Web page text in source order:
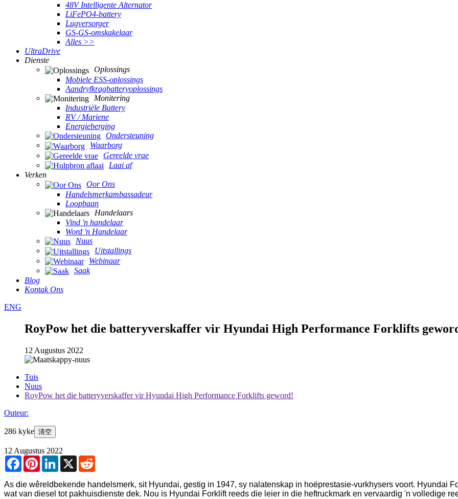
48V Intelligente Alternator
LiFePO4-battery
Lugversorger
GS-GS-omskakelaar
Alles >>
UltraDrive
Dienste
Oplossings
Mobiele ESS-oplossings
Aandryfkragbatteryoplossings
Monitering
Industriële Battery
RV / Mariene
Energieberging
Ondersteuning
Waarborg
Gereelde vrae
Laai af
Verken
Oor Ons
Handelsmerkambassadeur
Loopbaan
Handelaars
Vind 'n handelaar
Word 'n Handelaar
Nuus
Uitstallings
Webinaar
Saak
Blog
Kontak Ons
ENG
RoyPow het die batteryverskaffer vir Hyundai High Performance Forklifts
12 Augustus 2022
Tuis
Nuus
RoyPow het die batteryverskaffer vir Hyundai High Performance Forklifts geword!
Outeur:
286 kyke 清空
12 Augustus 2022
FacebookPinterestLinkedIn
X
As die wêreldbekende handelsmerk, sit Hyundai, gestig in 1947, sy nalatenskap in hoëprestasie-vurkhysers voort. Hyundai
wat van diesel tot pakhuisdienste dek. Nou is Hyundai Forklift reeds die leier in die heftruckmark en vervaardig 'n volledige